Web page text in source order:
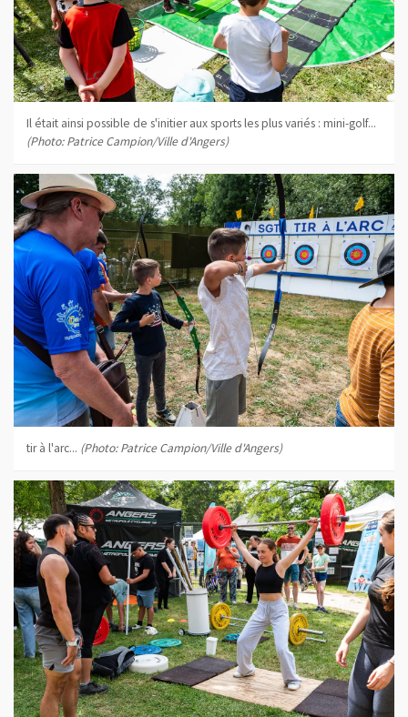
Il était ainsi possible de s'initier aux sports les plus variés : mini-golf...
(Photo: Patrice Campion/Ville d'Angers)
tir à l'arc... (Photo: Patrice Campion/Ville d'Angers)